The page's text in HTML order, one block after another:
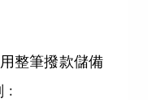
整筆撥款儲備